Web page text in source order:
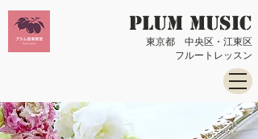
PLUM music
​東京都 中央区・江東区
​フルートレッスン